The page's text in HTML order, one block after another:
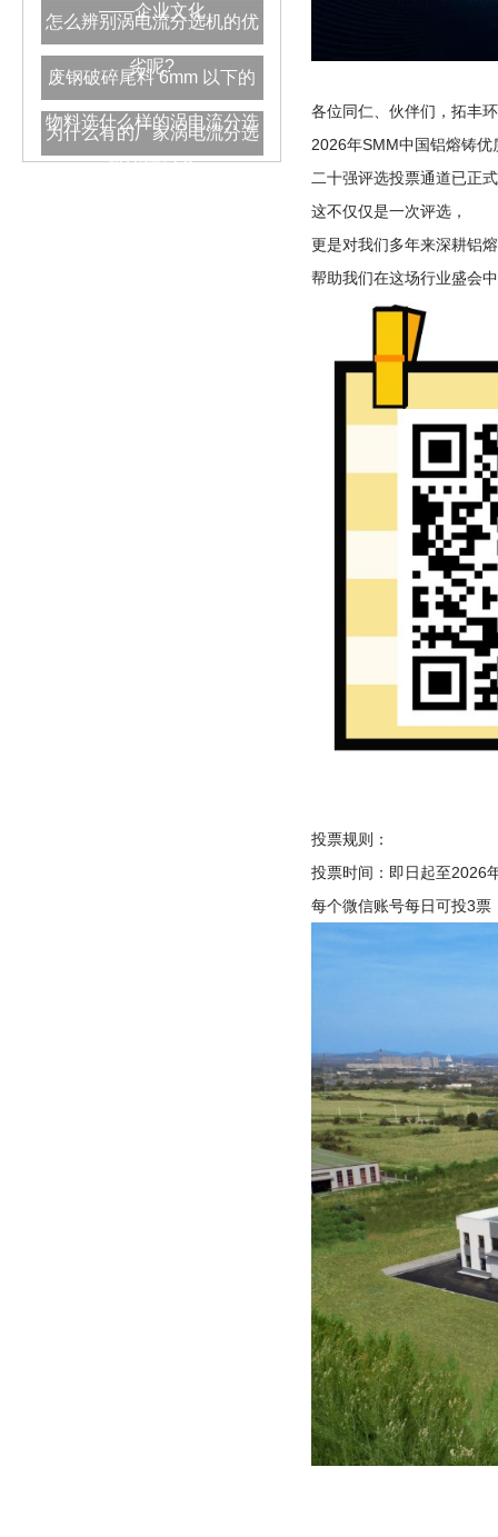
——企业文化
怎么辨别涡电流分选机的优
劣呢?
废钢破碎尾料 6mm 以下的
物料选什么样的涡电流分选
机比较好？
为什么有的厂家涡电流分选
各位同仁、伙伴们，拓丰
2026年SMM中国铝熔铸优
二十强评选投票通道已正
这不仅仅是一次评选，
更是对我们多年来深耕铝
帮助我们在这场行业盛会
投票规则：
投票时间：即日起至2026
每个微信账号每日可投3票